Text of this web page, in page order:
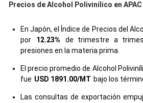
Precios de Alcohol Polivinílico en APAC
En Japón, el Índice de Precios del
por
12.23%
de trimestre a
presiones en la materia prima.
El precio promedio de Alcohol
fue USD 1891.00/MT bajo los
Las consultas de exportación